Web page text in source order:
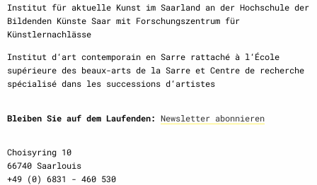
Institut für aktuelle Kunst im Saarland an der Hochschule der
Bildenden Künste Saar mit Forschungszentrum für
Künstlernachlässe
Institut d‘art contemporain en Sarre rattaché à l‘École
supérieure des beaux-arts de la Sarre et Centre de recherche
spécialisé dans les successions d‘artistes
Bleiben Sie auf dem Laufenden: Newsletter abonnieren
Choisyring 10
66740 Saarlouis
+49 (0) 6831 - 460 530